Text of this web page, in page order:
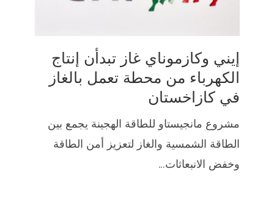
إيني وكازموناي غاز تبدأن إنتاج
الكهرباء من محطة تعمل بالغاز
في كازاخستان
مشروع مانجيستاو للطاقة الهجينة يجمع بين
الطاقة الشمسية والغاز لتعزيز أمن الطاقة
وخفض الانبعاثات...